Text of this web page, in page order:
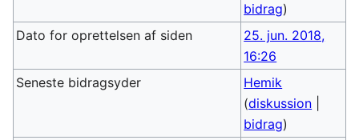
bidrag)
Dato for oprettelsen af siden
25. jun. 2018,
16:26
Seneste bidragsyder
Hemik
(diskussion
bidrag)